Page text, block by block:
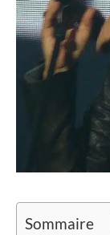
Sommaire